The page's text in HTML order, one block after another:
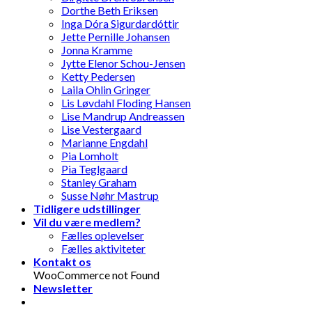
Dorthe Beth Eriksen
Inga Dóra Sigurdardóttir
Jette Pernille Johansen
Jonna Kramme
Jytte Elenor Schou-Jensen
Ketty Pedersen
Laila Ohlin Gringer
Lis Løvdahl Floding Hansen
Lise Mandrup Andreassen
Lise Vestergaard
Marianne Engdahl
Pia Lomholt
Pia Teglgaard
Stanley Graham
Susse Nøhr Mastrup
Tidligere udstillinger
Vil du være medlem?
Fælles oplevelser
Fælles aktiviteter
Kontakt os
WooCommerce not Found
Newsletter